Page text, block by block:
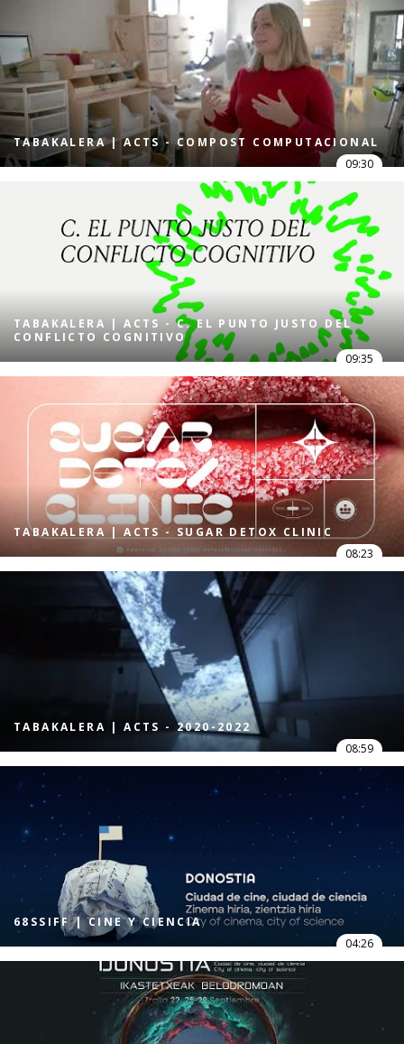
TABAKALERA | ACTS - COMPOST COMPUTACIONAL
09:30
TABAKALERA | ACTS - C. EL PUNTO JUSTO DEL
CONFLICTO COGNITIVO
09:35
TABAKALERA | ACTS - SUGAR DETOX CLINIC
08:23
TABAKALERA | ACTS - 2020-2022
08:59
68SSIFF | CINE Y CIENCIA
04:26